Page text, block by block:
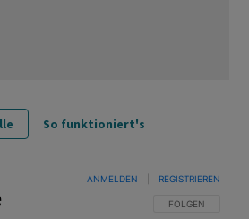
So funktioniert's
FOLGE DIESER
FOLGEN
ANMELDEN REGISTRIEREN